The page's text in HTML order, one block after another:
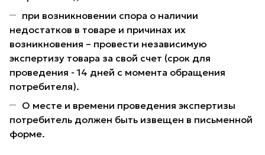
при возникновении спора о наличии
недостатков в товаре и причинах их
возникновения – провести независимую
экспертизу товара за свой счет (срок для
проведения - 14 дней с момента обращения
потребителя).
О месте и времени проведения экспертизы
потребитель должен быть извещен в письменной
форме.